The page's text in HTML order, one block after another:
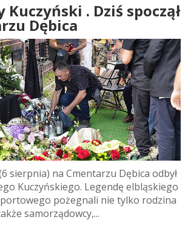
Kuczyński . Dziś spoczął
Dębica
sierpnia) na Cmentarzu Dębica odbył
Kuczyńskiego. Legendę elbląskiego
pożegnali nie tylko rodzina
samorządowcy,...